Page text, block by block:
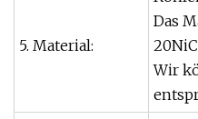
5. Material:
Das
Wir